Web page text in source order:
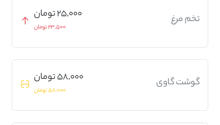
تخم مرغ 25,000 تومان
23,500 تومان
گوشت گاوی 58,000 تومان
58,000 تومان